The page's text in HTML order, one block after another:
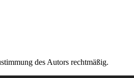
des Autors rechtmäßig.